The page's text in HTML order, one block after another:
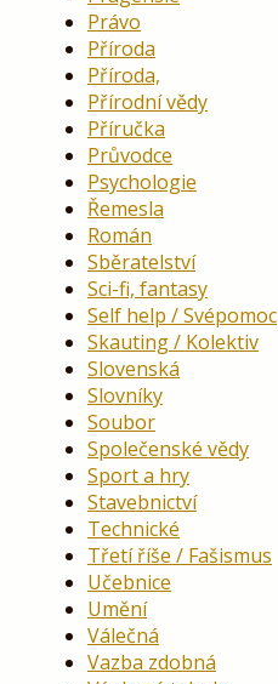
Právo
Příroda
Příroda,
Přírodní vědy
Příručka
Průvodce
Psychologie
Řemesla
Román
Sběratelství
Sci-fi, fantasy
Self help / Svépomoc
Skauting / Kolektiv
Slovenská
Slovníky
Soubor
Společenské vědy
Sport a hry
Stavebnictví
Technické
Třetí říše / Fašismus
Učebnice
Umění
Válečná
Vazba zdobná